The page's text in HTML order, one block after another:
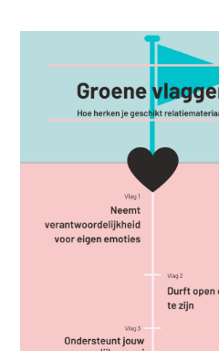
zijn relaties met deze
dan vrij van